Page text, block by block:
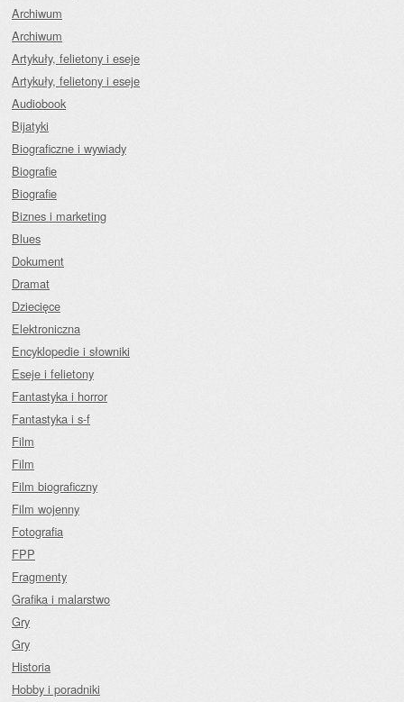
Archiwum
Archiwum
Artykuły, felietony i eseje
Artykuły, felietony i eseje
Audiobook
Bijatyki
Biograficzne i wywiady
Biografie
Biografie
Biznes i marketing
Blues
Dokument
Dramat
Dziecięce
Elektroniczna
Encyklopedie i słowniki
Eseje i felietony
Fantastyka i horror
Fantastyka i s-f
Film
Film
Film biograficzny
Film wojenny
Fotografia
FPP
Fragmenty
Grafika i malarstwo
Gry
Gry
Historia
Hobby i poradniki